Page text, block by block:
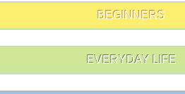
BEGINNERS
EVERYDAY LIFE